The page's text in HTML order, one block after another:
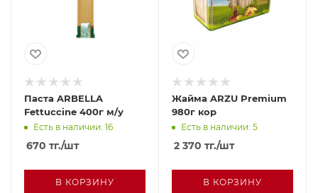
Паста ARBELLA
Fettuccine 400г м/у
Есть в наличии: 16
670 тг./шт
В КОРЗИНУ
Жайма ARZU Premium
980г кор
Есть в наличии: 5
2 370 тг./шт
В КОРЗИНУ